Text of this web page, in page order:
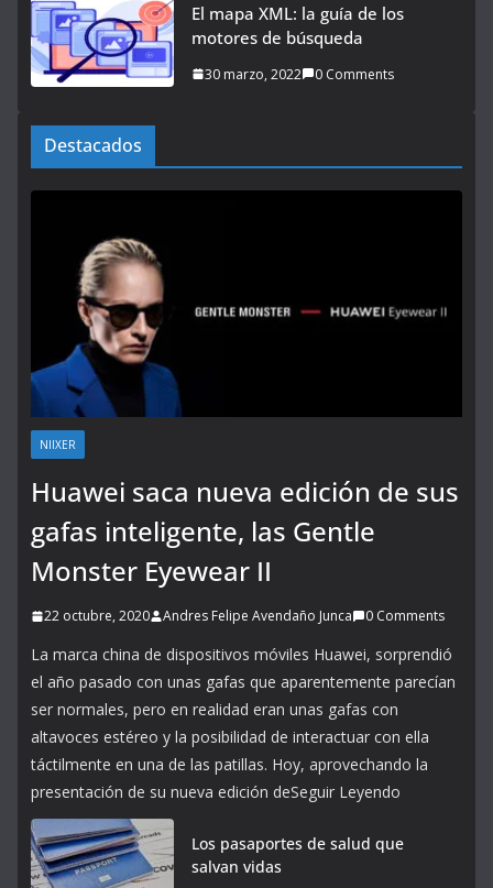
El mapa XML: la guía de los
motores de búsqueda
30 marzo, 2022 0 Comments
Destacados
NIIXER
Huawei saca nueva edición de sus
gafas inteligente, las Gentle
Monster Eyewear II
22 octubre, 2020 Andres Felipe Avendaño Junca 0 Comments
La marca china de dispositivos móviles Huawei, sorprendió
el año pasado con unas gafas que aparentemente parecían
ser normales, pero en realidad eran unas gafas con
altavoces estéreo y la posibilidad de interactuar con ella
táctilmente en una de las patillas. Hoy, aprovechando la
presentación de su nueva edición deSeguir Leyendo
Los pasaportes de salud que
salvan vidas